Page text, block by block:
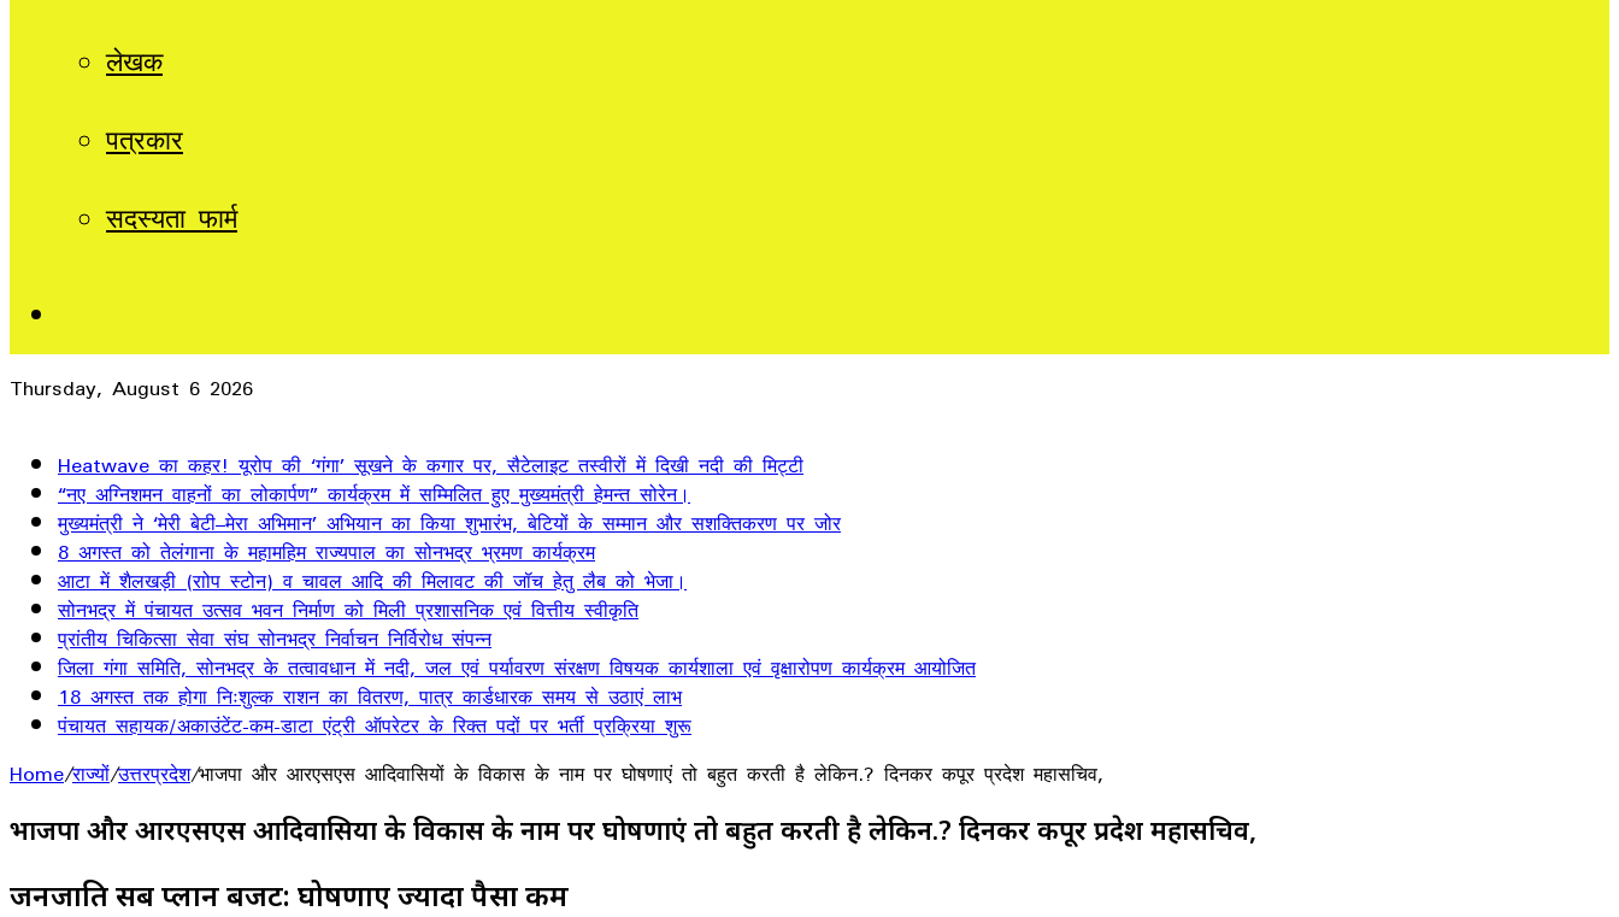
लेखक
पत्रकार
सदस्यता फार्म
Thursday, August 6 2026
Heatwave का कहर! यूरोप की ‘गंगा’ सूखने के कगार पर, सैटेलाइट तस्वीरों में दिखी नदी की मिट्टी
“नए अग्निशमन वाहनों का लोकार्पण” कार्यक्रम में सम्मिलित हुए मुख्यमंत्री हेमन्त सोरेन।
मुख्यमंत्री ने ‘मेरी बेटी–मेरा अभिमान’ अभियान का किया शुभारंभ, बेटियों के सम्मान और सशक्तिकरण पर जोर
8 अगस्त को तेलंगाना के महामहिम राज्यपाल का सोनभद्र भ्रमण कार्यक्रम
आटा में शैलखड़ी (राोप स्टोन) व चावल आदि की मिलावट की जॉच हेतु लैब को भेजा।
सोनभद्र में पंचायत उत्सव भवन निर्माण को मिली प्रशासनिक एवं वित्तीय स्वीकृति
प्रांतीय चिकित्सा सेवा संघ सोनभद्र निर्वाचन निर्विरोध संपन्न
जिला गंगा समिति, सोनभद्र के तत्वावधान में नदी, जल एवं पर्यावरण संरक्षण विषयक कार्यशाला एवं वृक्षारोपण कार्यक्रम आयोजित
18 अगस्त तक होगा निःशुल्क राशन का वितरण, पात्र कार्डधारक समय से उठाएं लाभ
पंचायत सहायक/अकाउंटेंट-कम-डाटा एंट्री ऑपरेटर के रिक्त पदों पर भर्ती प्रक्रिया शुरू
Home/राज्यों/उत्तरप्रदेश/भाजपा और आरएसएस आदिवासियों के विकास के नाम पर घोषणाएं तो बहुत करती है लेकिन.? दिनकर कपूर प्रदेश महासचिव,
भाजपा और आरएसएस आदिवासियों के विकास के नाम पर घोषणाएं तो बहुत करती है लेकिन.? दिनकर कपूर प्रदेश महासचिव,
जनजाति सब प्लान बजट: घोषणाएं ज्यादा पैसा कम